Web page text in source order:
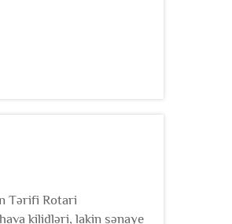
Tərifi Rotari
kilidləri, lakin sənaye